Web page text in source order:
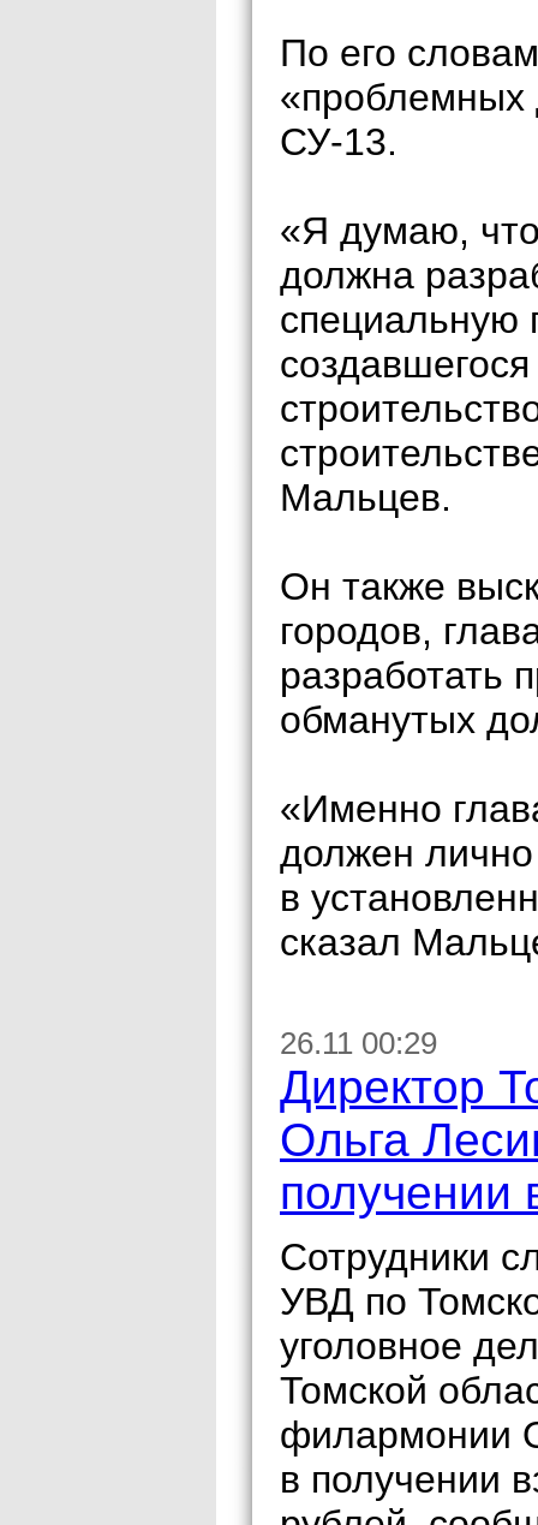
По его
«проблемных
СУ-13.
«Я думаю,
должна
специальную
Мальцев.
Он также
городов,
разработать
обманутых
«Именно
должен лично
в
сказал
26.11 00:29
Директор
Ольга
получении
Сотрудники
УВД по
уголовное
Томской
филармонии
в получении